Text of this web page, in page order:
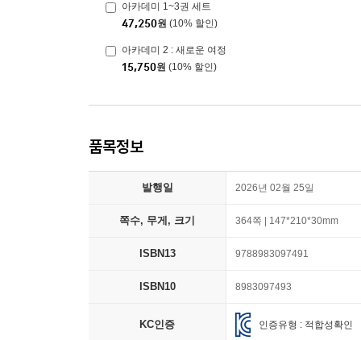
아카데미 1~3권 세트
47,250원 (10% 할인)
아카데미 2 : 새로운 여정
15,750원 (10% 할인)
품목정보
발행일 2026년 02월 25일
쪽수, 무게, 크기 364쪽 | 147*210*30mm
ISBN13 9788983097491
ISBN10 8983097493
KC인증 인증유형 : 적합성확인